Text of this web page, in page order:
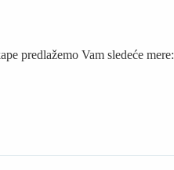
predlažemo Vam sledeće mere: